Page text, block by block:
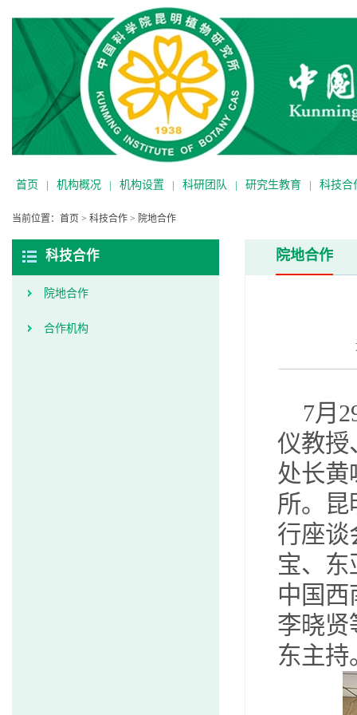
首页 | 机构概况 | 机构设置 | 科研团队 | 研究生教育 | 科技合
当前位置： 首页 > 科技合作 > 院地合作
科技合作
院地合作
合作机构
院地合作
7月
仪教授
处长黄
所。昆
行座谈
宝、东
中国
李晓贤
东主持